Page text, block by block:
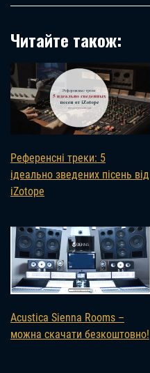
Читайте також:
Референсні треки: 5
ідеально зведених пісень від
iZotope
Acustica Sienna Rooms –
можна скачати безкоштовно!